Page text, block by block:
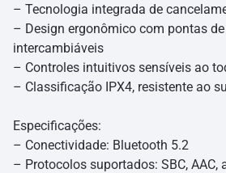
– Tecnologia integrada de
– Design ergonômico com pontas
intercambiáveis
– Controles intuitivos sensíveis ao
– Classificação IPX4, resistente ao
Especificações:
– Conectividade: Bluetooth 5.2
– Protocolos suportados: SBC, AAC,